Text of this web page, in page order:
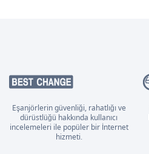
Eşanjörlerin güvenliği, rahatlığı ve
dürüstlüğü hakkında kullanıcı
incelemeleri ile popüler bir İnternet
hizmeti.